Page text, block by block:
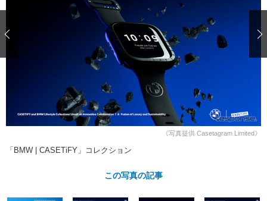
愛車 File
ストップ！不具合修理＆粗悪修理
ディテイリング
フィルム・ラッピング
ストップ 不具合修理＆粗悪修理
カーメーカー「旧車」関連プロジェ
クト
ショップ紹介
ショップレポート プロショップ検索
レストア
カーメーカー「旧車」関連プロジ
イベント
《写真提供 Casetagram Limited》
「BMW | CASETiFY」コレクション
この写真の記事